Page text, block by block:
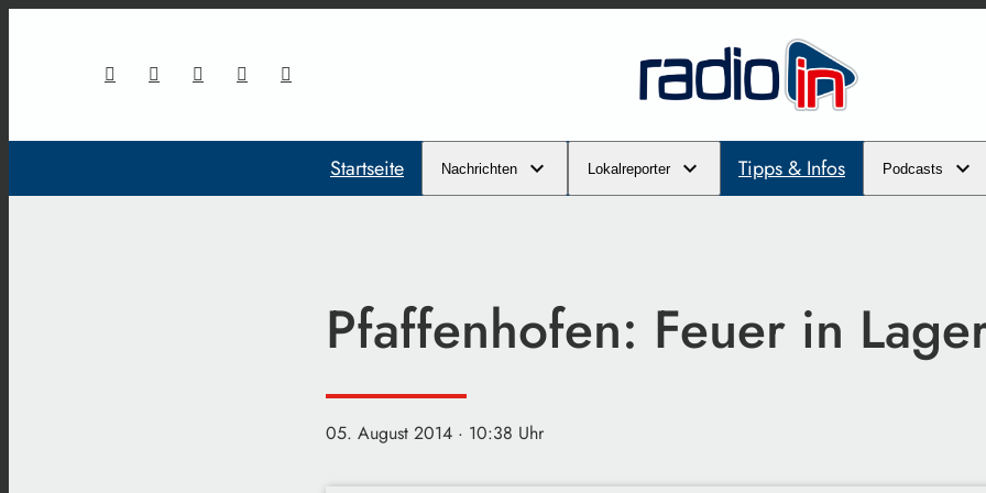
Startseite Nachrichten Lokalreporter Tipps & Infos Podcasts
Pfaffenhofen: Feuer in
05. August 2014 · 10:38 Uhr